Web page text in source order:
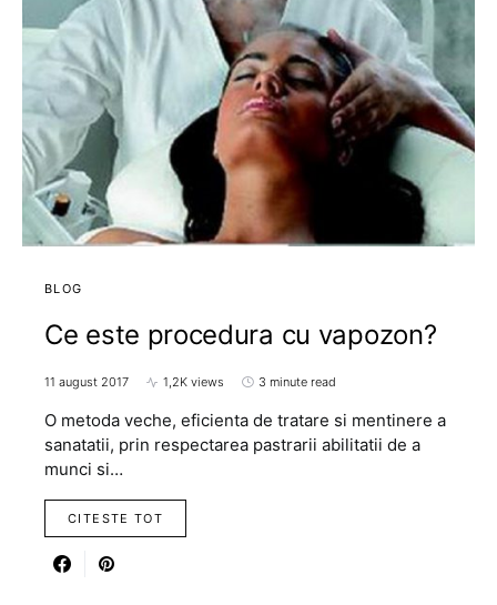
BLOG
Ce este procedura cu vapozon?
11 august 2017 1,2K views 3 minute read
O metoda veche, eficienta de tratare si mentinere a
sanatatii, prin respectarea pastrarii abilitatii de a
munci si…
CITESTE TOT